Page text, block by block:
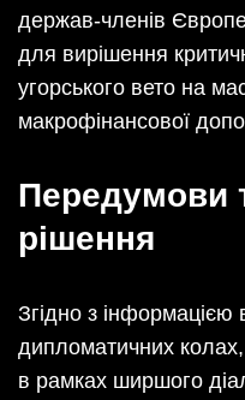
держав-членів
для вирішення
угорського вето на
макрофінансової
Передумови
рішення
Згідно з інформацією
дипломатичних
в рамках ширшого